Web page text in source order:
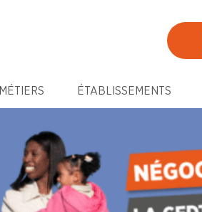
MÉTIERS ÉTABLISSEMENTS